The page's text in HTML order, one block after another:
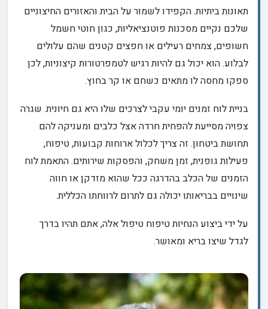
תאונות ביתיות. הקפידו לשמור על הבית והאזורים החיצוניים
שלכם נקיים מסכנות פוטנציאליות, כגון חוטי חשמל
חשופים, צמחים רעילים או חפצים קטנים שהם עלולים
לבלוע. הוא יכול גם להיות רגיש לטמפרטורות קיצוניות, לכן
ספקו מחסה לו מתאים כשחם או קר בחוץ.
בניית לוח זמנים יומי עקבי לצרכים שלו היא גם חיונית. שגרה
צפויה מסייעת להפחית חרדה אצל כלבים ומעניקה להם
תחושת ביטחון. זה צריך לכלול ארוחות קבועות, טיפוח,
פעילות גופנית, זמן משחק, והפסקות שירותים. התאמת לוח
הזמנים של הכלב בהדרגה ככל שהוא מזדקן או חווה
שינויים בבריאותו יכולה גם לתרום לרווחתו הכללית.
על ידי ביצוע הנחיות טיפוח טיפול אלה, אתם תהיו בדרך
לגדל שיצו בריא ומאושר.